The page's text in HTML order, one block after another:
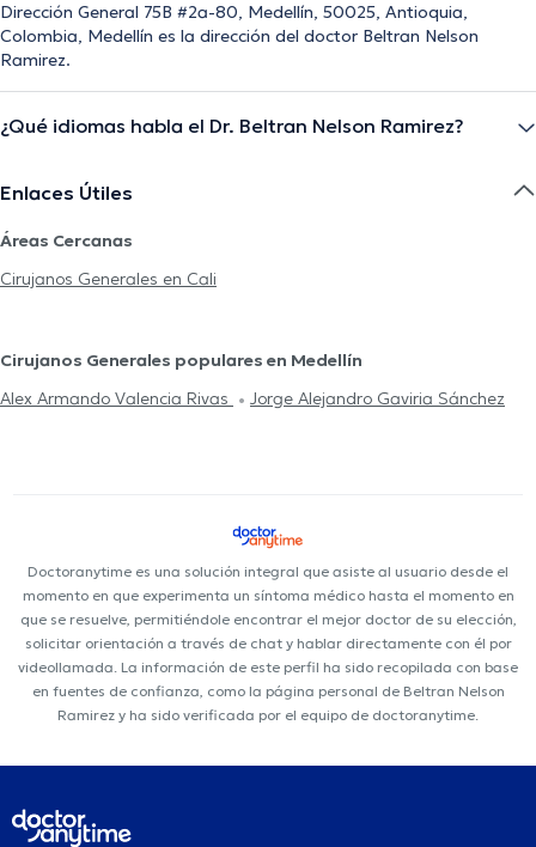
Dirección General 75B #2a-80, Medellín, 50025, Antioquia,
Colombia, Medellín es la dirección del doctor Beltran Nelson
Ramirez.
¿Qué idiomas habla el Dr. Beltran Nelson Ramirez?
Enlaces Útiles
Áreas Cercanas
Cirujanos Generales en Cali
Cirujanos Generales populares en Medellín
Alex Armando Valencia Rivas
Jorge Alejandro Gaviria Sánchez
Doctoranytime es una solución integral que asiste al usuario desde el
momento en que experimenta un síntoma médico hasta el momento en
que se resuelve, permitiéndole encontrar el mejor doctor de su elección,
solicitar orientación a través de chat y hablar directamente con él por
videollamada. La información de este perfil ha sido recopilada con base
en fuentes de confianza, como la página personal de Beltran Nelson
Ramirez y ha sido verificada por el equipo de doctoranytime.